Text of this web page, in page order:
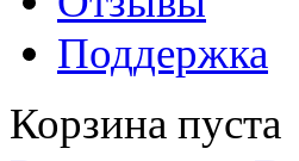
Поддержка
Корзина пуста